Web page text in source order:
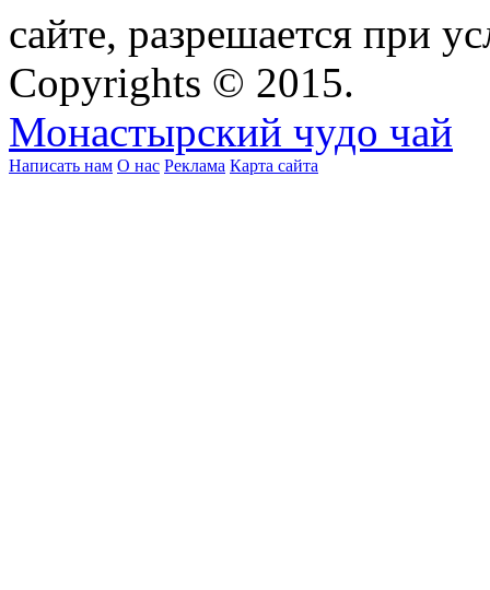
сайте, разрешается при
Copyrights © 2015.
Монастырский чудо чай
Написать нам О нас Реклама Карта сайта